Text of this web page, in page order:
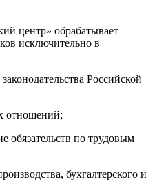
центр» обрабатывает
исключительно в
Российской
отношений;
обязательств по трудовым
бухгалтерского и